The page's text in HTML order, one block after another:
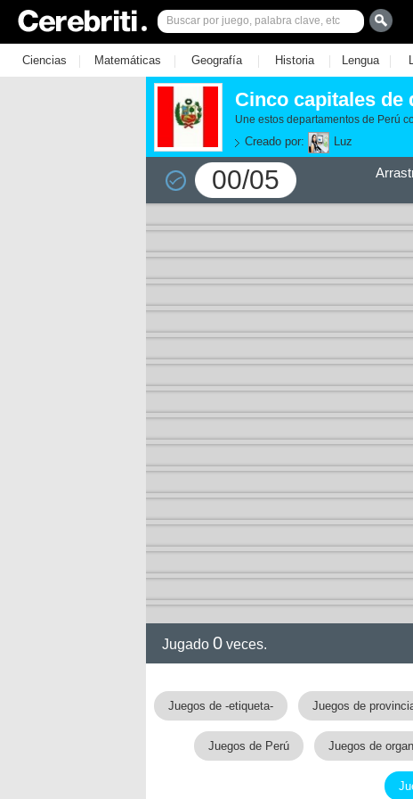
Ciencias | Matemáticas | Geografía | Historia | Lengua |
Cinco capitales de
Une estos departamentos de Perú
Creado por: Luz
00/05
Jugado 0 veces.
Juegos de -etiqueta- Juegos de
Juegos de Perú Juegos de